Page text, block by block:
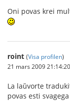
Oni povas krei
roint (Visa profilen)
21 mars 2009 21:14:20
La laŭvorte
povas esti